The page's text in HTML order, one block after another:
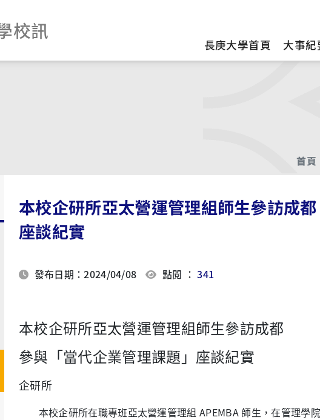
校訊
長庚大學首頁 大事紀
首頁
本校企研所亞太營運管理組師生參訪成
座談紀實
發布日期：2024/04/08 點閱 ：341
本校企研所亞太營運管理組師生參訪成都
參與「當代企業管理課題」座談紀實
企研所
本校企研所在職專班亞太營運管理組 APEMBA 師生，在管理學